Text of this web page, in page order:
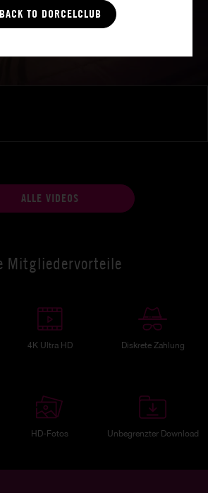
BACK TO DORCELCLUB
ALLE VIDEOS
Mitgliedervorteile
4K Ultra HD Diskrete Zahlung
HD-Fotos Unbegrenzter Download